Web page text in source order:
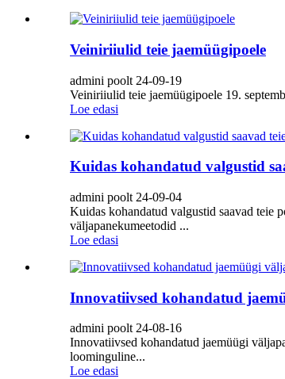
Veiniriiulid teie jaemüügipoele
admini poolt 24-09-19
Veiniriiulid teie jaemüügipoele 19.
Loe edasi
Kuidas kohandatud valgustid
admini poolt 24-09-04
Kuidas kohandatud valgustid saavad teie
väljapanekumeetodid ...
Loe edasi
Innovatiivsed kohandatud
admini poolt 24-08-16
Innovatiivsed kohandatud jaemüügi
loominguline...
Loe edasi